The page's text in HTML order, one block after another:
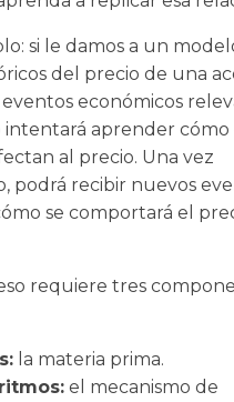
si le damos a un
del precio de una
económicos
aprender cómo
al precio. Una vez
podrá recibir nuevos
se comportará el
requiere tres
la materia prima.
el mecanismo de